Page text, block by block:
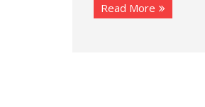
Read More